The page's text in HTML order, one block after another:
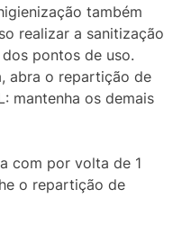
também
realizar a sanitização
pontos de uso.
abra o repartição de
mantenha os demais
com por volta de 1
o repartição de